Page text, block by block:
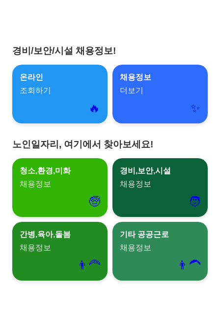
경비/보안/시설 채용정보!
온라인
조회하기
🔥
채용정보
더보기
✨
노인일자리, 여기에서 찾아보세요!
청소,환경,미화
채용정보
🧓
경비,보안,시설
채용정보
🧑
간병,육아,돌봄
채용정보
👨‍🦰
기타 공공근로
채용정보
👨‍🦱